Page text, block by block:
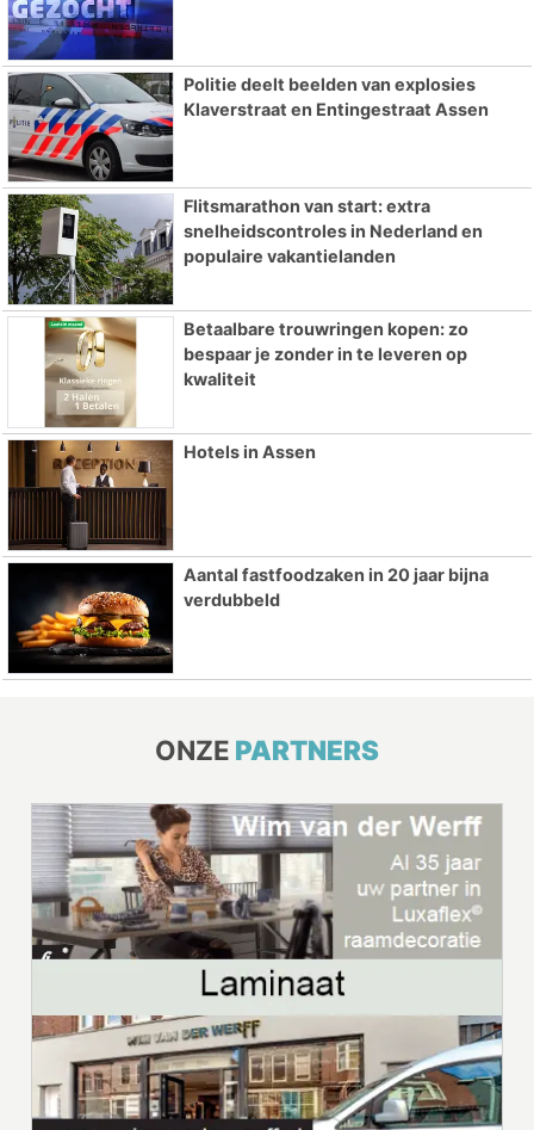
Politie deelt beelden van explosies
Klaverstraat en Entingestraat Assen
Flitsmarathon van start: extra
snelheidscontroles in Nederland en
populaire vakantielanden
Betaalbare trouwringen kopen: zo
bespaar je zonder in te leveren op
kwaliteit
Hotels in Assen
Aantal fastfoodzaken in 20 jaar bijna
verdubbeld
ONZE PARTNERS